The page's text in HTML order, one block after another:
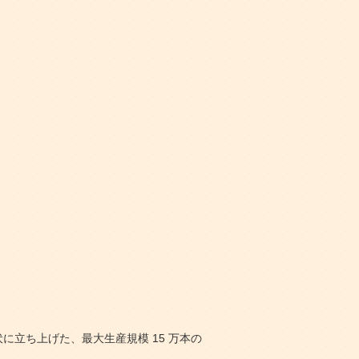
立ち上げた、最大生産規模 15 万本の